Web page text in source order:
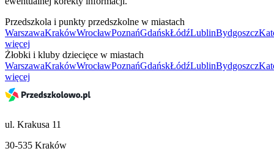
Przedszkola i punkty przedszkolne w miastach
WarszawaKrakówWrocławPoznańGdańskŁódźLublinBydgoszcz
więcej
Żłobki i kluby dziecięce w miastach
WarszawaKrakówWrocławPoznańGdańskŁódźLublinBydgoszcz
więcej
ul. Krakusa 11
30-535 Kraków